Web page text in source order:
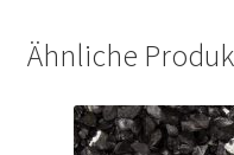
Ähnliche